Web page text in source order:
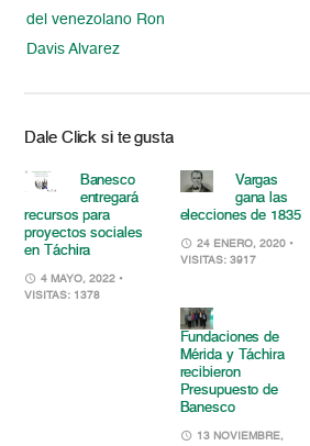
del venezolano Ron
Davis Alvarez
Dale Click si te gusta
Banesco
entregará
recursos para
proyectos sociales
en Táchira
4 MAYO, 2022 •
VISITAS: 1378
Vargas
gana las
elecciones de 1835
24 ENERO, 2020 •
VISITAS: 3917
Fundaciones de
Mérida y Táchira
recibieron
Presupuesto de
Banesco
13 NOVIEMBRE,